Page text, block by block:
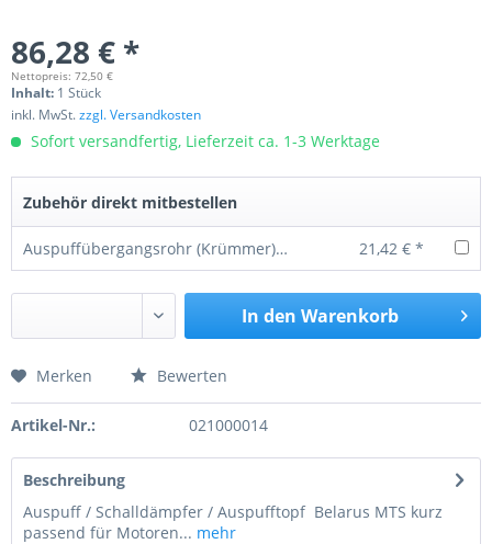
86,28 € *
Nettopreis: 72,50 €
Inhalt: 1 Stück
inkl. MwSt.zzgl. Versandkosten
Sofort versandfertig, Lieferzeit ca. 1-3 Werktage
Zubehör direkt mitbestellen
Auspuffübergangsrohr (Krümmer) MTS 50 / 80 21,42 € *
In den Warenkorb
Preis anfragen
Merken Bewerten
Artikel-Nr.: 021000014
Beschreibung
Auspuff / Schalldämpfer / Auspufftopf Belarus MTS kurz
passend für Motoren... mehr